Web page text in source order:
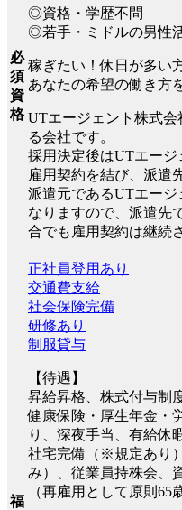
必
須
資
格
◎資格・学歴不問
◎若手・ミドルの男性
稼ぎたい！休日が多い
あなたの希望の働き方
UTエージェント株式
る会社です。
採用決定後はUTエー
雇用契約を結び、派遣
派遣元であるUTエージ
なりますので、派遣先
合でも雇用契約は継続
福
正社員登用あり
交通費支給
社会保険完備
研修あり
制服貸与
【待遇】
昇給昇格、株式付与制
健康保険・厚生年金・
り、深夜手当、有給休
社宅完備（※規定あり
み）、従業員持株会、
（再雇用として原則65